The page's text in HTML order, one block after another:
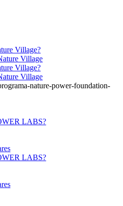
Village?
Village
Village?
Village
LABS?
LABS?